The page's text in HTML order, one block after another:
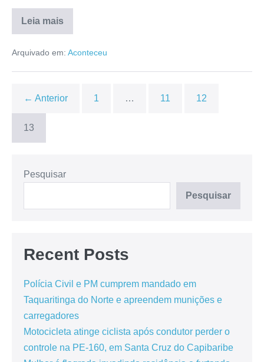
Leia mais
Arquivado em: Aconteceu
← Anterior 1 … 11 12
13
Pesquisar
Pesquisar
Recent Posts
Polícia Civil e PM cumprem mandado em
Taquaritinga do Norte e apreendem munições e
carregadores
Motocicleta atinge ciclista após condutor perder o
controle na PE-160, em Santa Cruz do Capibaribe